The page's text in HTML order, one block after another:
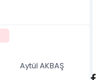
Aytül AKBAŞ